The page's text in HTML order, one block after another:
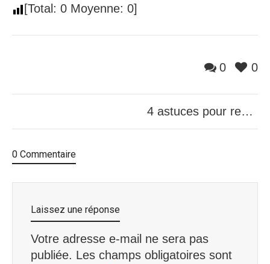
[Total: 0 Moyenne: 0]
0
0
4 astuces pour reprendre en main ses dettes
0 Commentaire
Laissez une réponse
Votre adresse e-mail ne sera pas
publiée. Les champs obligatoires sont